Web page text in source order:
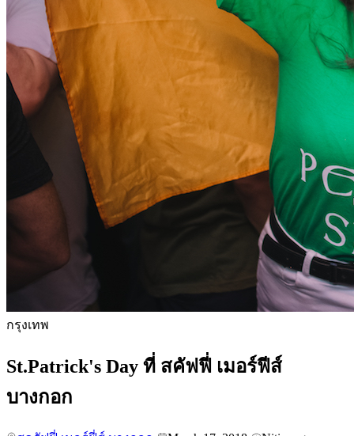
กรุงเทพ
St.Patrick's Day ที่ สคัฟฟี่ เมอร์ฟีส์
บางกอก